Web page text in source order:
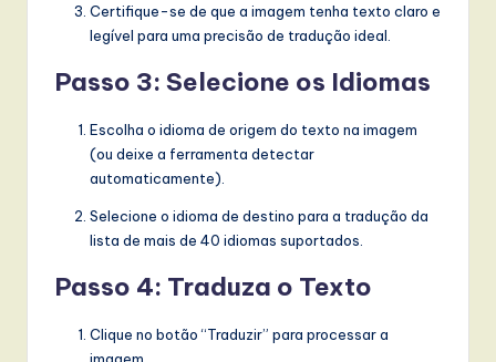
Certifique-se de que a imagem tenha texto claro e
legível para uma precisão de tradução ideal.
Passo 3: Selecione os Idiomas
Escolha o idioma de origem do texto na imagem
(ou deixe a ferramenta detectar
automaticamente).
Selecione o idioma de destino para a tradução da
lista de mais de 40 idiomas suportados.
Passo 4: Traduza o Texto
Clique no botão “Traduzir” para processar a
imagem.